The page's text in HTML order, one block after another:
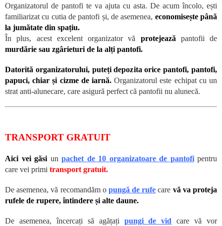
Organizatorul de pantofi te va ajuta cu asta. De acum încolo, ești
familiarizat cu cutia de pantofi și, de asemenea, economisește până
la jumătate din spațiu.
În plus, acest excelent organizator vă protejează pantofii de
murdărie sau zgârieturi de la alți pantofi.
Datorită organizatorului, puteți depozita orice pantofi, pantofi,
papuci, chiar și cizme de iarnă.Organizatorul este echipat cu un
strat anti-alunecare, care asigură perfect că pantofii nu alunecă.
TRANSPORT GRATUIT
Aici vei găsi un pachet de 10 organizatoare de pantofipentru
care vei primi transport gratuit.
De asemenea, vă recomandăm o pungă de rufe care vă va proteja
rufele de rupere, întindere și alte daune.
De asemenea, încercați să agățați pungi de vid care vă vor